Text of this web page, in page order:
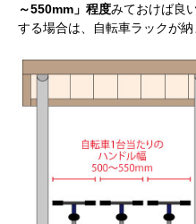
～550mm」程度みておけば良
する場合は、自転車ラックが納